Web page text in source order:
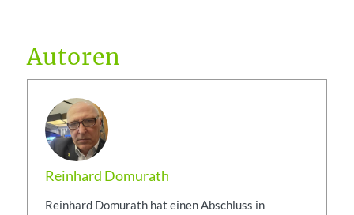
Autoren
Reinhard Domurath
Reinhard Domurath hat einen Abschluss in